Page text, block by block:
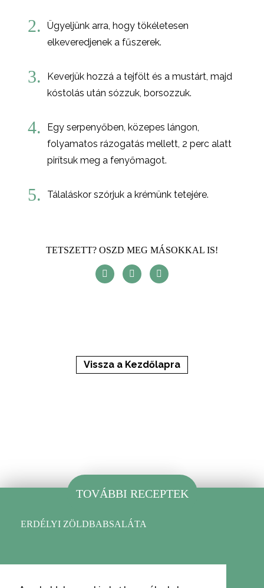
2.
Ügyeljünk arra, hogy tökéletesen
elkeveredjenek a fűszerek.
3.
Keverjük hozzá a tejfölt és a mustárt, majd
kóstolás után sózzuk, borsozzuk.
4.
Egy serpenyőben, közepes lángon,
folyamatos rázogatás mellett, 2 perc alatt
pirítsuk meg a fenyőmagot.
5. Tálaláskor szórjuk a krémünk tetejére.
TETSZETT? OSZD MEG MÁSOKKAL IS!
Vissza a Kezdőlapra
TOVÁBBI RECEPTEK
ERDÉLYI ZÖLDBABSALÁTA